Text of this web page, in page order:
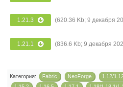
1.21.3 (620.36 Kb; 9 декабря
1.21.1 (836.6 Kb; 9 декабря
Категория: Fabric NeoForge 1.12/